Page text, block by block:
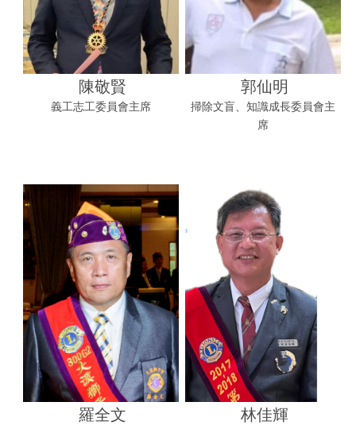
陳敬賢
義工志工委員會主席
郭仙明
掃除文盲、知識成長委員會主
席
羅全文 林佳輝